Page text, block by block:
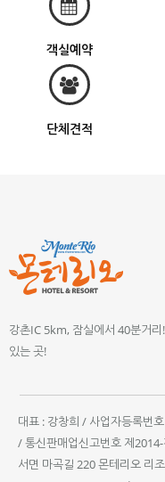
객실예약
단체견적
강촌IC 5km, 잠실에서 40분거
있는 곳!
대표 : 강창희 / 사업자등록번
/ 통신판매업신고번호 제
서면 마곡길 220 몬테리오 리